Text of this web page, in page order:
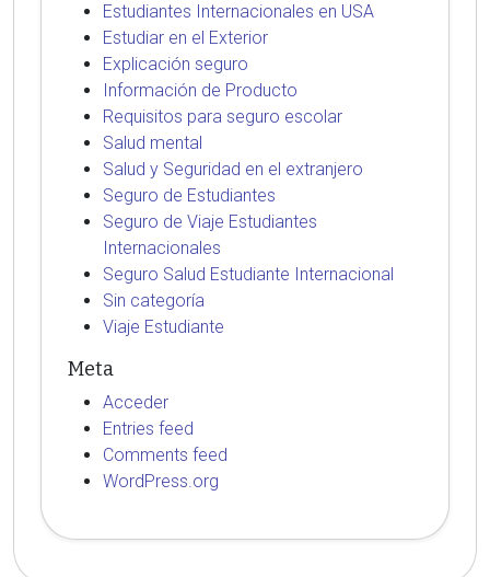
Estudiantes Internacionales en USA
Estudiar en el Exterior
Explicación seguro
Información de Producto
Requisitos para seguro escolar
Salud mental
Salud y Seguridad en el extranjero
Seguro de Estudiantes
Seguro de Viaje Estudiantes
Internacionales
Seguro Salud Estudiante Internacional
Sin categoría
Viaje Estudiante
Meta
Acceder
Entries feed
Comments feed
WordPress.org